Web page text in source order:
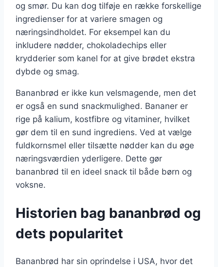
og smør. Du kan dog tilføje en række forskellige
ingredienser for at variere smagen og
næringsindholdet. For eksempel kan du
inkludere nødder, chokoladechips eller
krydderier som kanel for at give brødet ekstra
dybde og smag.
Bananbrød er ikke kun velsmagende, men det
er også en sund snackmulighed. Bananer er
rige på kalium, kostfibre og vitaminer, hvilket
gør dem til en sund ingrediens. Ved at vælge
fuldkornsmel eller tilsætte nødder kan du øge
næringsværdien yderligere. Dette gør
bananbrød til en ideel snack til både børn og
voksne.
Historien bag bananbrød og
dets popularitet
Bananbrød har sin oprindelse i USA, hvor det